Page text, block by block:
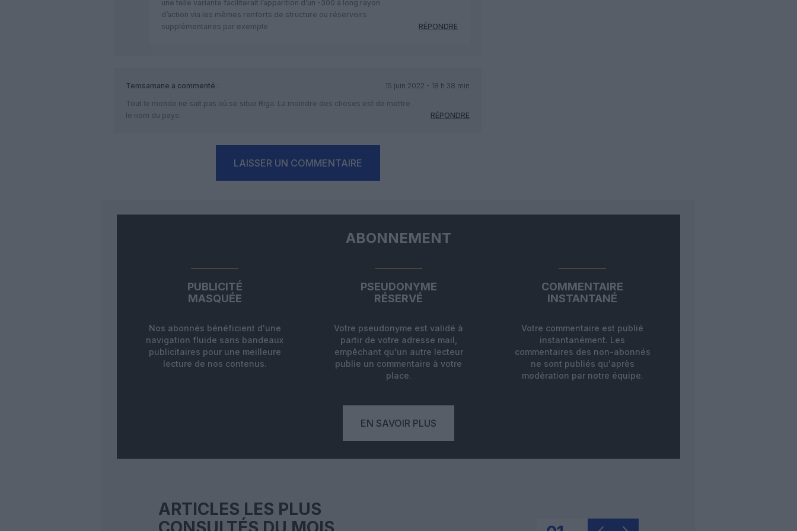
une telle variante faciliterait l’apparition d’un -300 à long rayon
d’action via les mêmes renforts de structure ou réservoirs
supplémentaires par exemple
RÉPONDRE
Temsamane a commenté :
15 juin 2022 - 18 h 38 min
Tout le monde ne sait pas où se situe Riga. La moindre des choses est de mettre
le nom du pays.
RÉPONDRE
LAISSER UN COMMENTAIRE
ABONNEMENT
PUBLICITÉ
MASQUÉE
Nos abonnés bénéficient d'une
navigation fluide sans bandeaux
publicitaires pour une meilleure
lecture de nos contenus.
PSEUDONYME
RÉSERVÉ
Votre pseudonyme est validé à
partir de votre adresse mail,
empêchant qu'un autre lecteur
publie un commentaire à votre
place.
COMMENTAIRE
INSTANTANÉ
Votre commentaire est publié
instantanément. Les
commentaires des non-abonnés
ne sont publiés qu'après
modération par notre équipe.
EN SAVOIR PLUS
ARTICLES LES PLUS